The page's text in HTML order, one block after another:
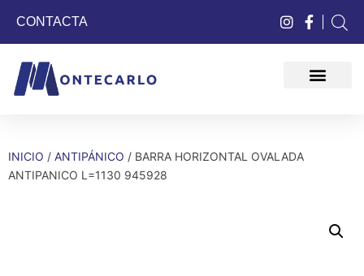
CONTACTA
INICIO / ANTIPÁNICO / BARRA HORIZONTAL OVALADA
ANTIPANICO L=1130 945928